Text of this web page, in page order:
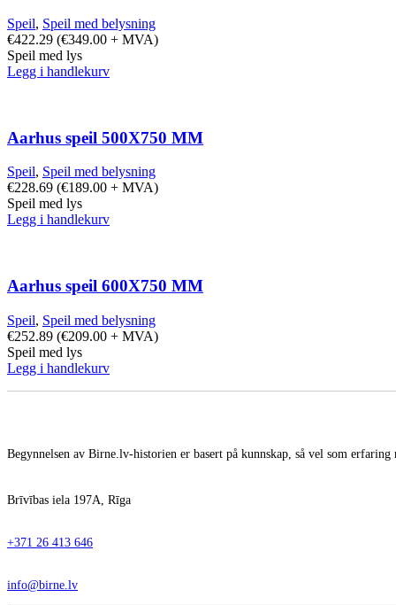
Speil, Speil med belysning
€422.29 (€349.00 + MVA)
Speil med lys
Legg i handlekurv
Aarhus speil 500X750 MM
Speil, Speil med belysning
€228.69 (€189.00 + MVA)
Speil med lys
Legg i handlekurv
Aarhus speil 600X750 MM
Speil, Speil med belysning
€252.89 (€209.00 + MVA)
Speil med lys
Legg i handlekurv
Begynnelsen av Birne.lv-historien er basert på kunnskap, så vel som
Brīvības iela 197A, Rīga
+371 26 413 646
info@birne.lv